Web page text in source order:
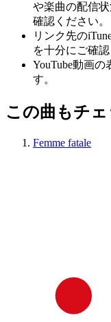
や楽曲の配信
確認ください。
リンク先の
を十分にご確認
YouTube動画の
す。
この曲もチ
Femme fatale